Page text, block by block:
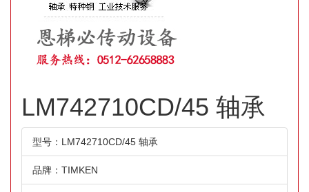
LM742710CD/45 轴承
型号：LM742710CD/45 轴承
品牌：TIMKEN